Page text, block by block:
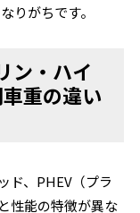
りがちです。
ン・ハイ
重の違い
ド、PHEV（プラ
性能の特徴が異な